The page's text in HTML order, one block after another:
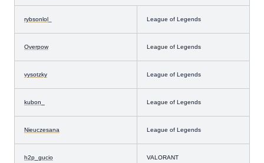
rybsonlol League of Legends
Overpow League of Legends
vysotzky League of Legends
kubon_ League of Legends
Nieuczesana League of Legends
h2p_gucio VALORANT